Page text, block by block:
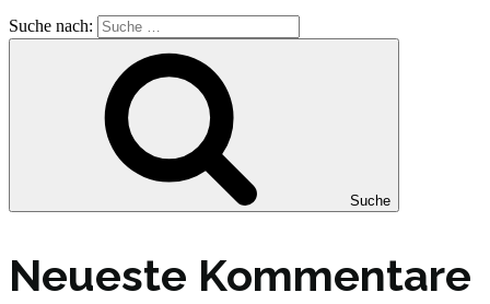
Suche nach:
Suche
Neueste Kommentare